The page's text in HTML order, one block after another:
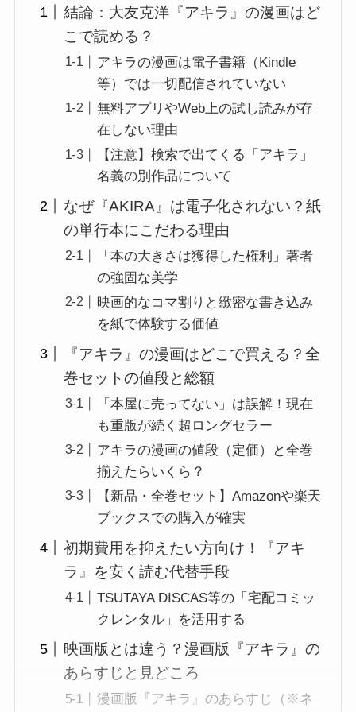
結論：大友克洋『アキラ』の漫画はど
こで読める？
アキラの漫画は電子書籍（Kindle
等）では一切配信されていない
無料アプリやWeb上の試し読みが存
在しない理由
【注意】検索で出てくる「アキラ」
名義の別作品について
なぜ『AKIRA』は電子化されない？紙
の単行本にこだわる理由
「本の大きさは獲得した権利」著者
の強固な美学
映画的なコマ割りと緻密な書き込み
を紙で体験する価値
『アキラ』の漫画はどこで買える？全
巻セットの値段と総額
「本屋に売ってない」は誤解！現在
も重版が続く超ロングセラー
アキラの漫画の値段（定価）と全巻
揃えたらいくら？
【新品・全巻セット】Amazonや楽天
ブックスでの購入が確実
初期費用を抑えたい方向け！『アキ
ラ』を安く読む代替手段
TSUTAYA DISCAS等の「宅配コミッ
クレンタル」を活用する
映画版とは違う？漫画版『アキラ』の
あらすじと見どころ
漫画版『アキラ』のあらすじ（※ネ